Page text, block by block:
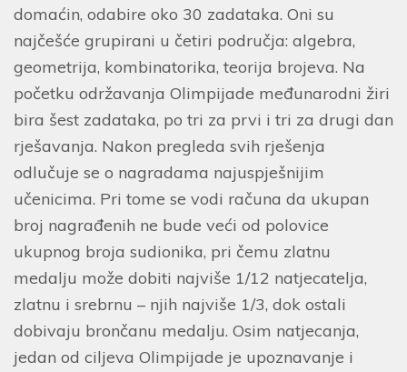
domaćin, odabire oko 30 zadataka. Oni su
najčešće grupirani u četiri područja: algebra,
geometrija, kombinatorika, teorija brojeva. Na
početku održavanja Olimpijade međunarodni žiri
bira šest zadataka, po tri za prvi i tri za drugi dan
rješavanja. Nakon pregleda svih rješenja
odlučuje se o nagradama najuspješnijim
učenicima. Pri tome se vodi računa da ukupan
broj nagrađenih ne bude veći od polovice
ukupnog broja sudionika, pri čemu zlatnu
medalju može dobiti najviše 1/12 natjecatelja,
zlatnu i srebrnu – njih najviše 1/3, dok ostali
dobivaju brončanu medalju. Osim natjecanja,
jedan od ciljeva Olimpijade je upoznavanje i